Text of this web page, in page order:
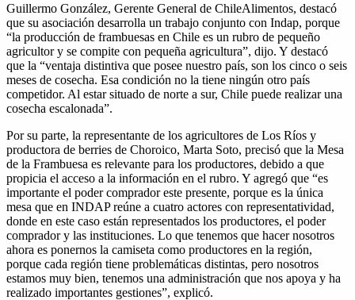
Guillermo González, Gerente General de ChileAlimentos, destacó
que su asociación desarrolla un trabajo conjunto con Indap, porque
“la producción de frambuesas en Chile es un rubro de pequeño
agricultor y se compite con pequeña agricultura”, dijo. Y destacó
que la “ventaja distintiva que posee nuestro país, son los cinco o seis
meses de cosecha. Esa condición no la tiene ningún otro país
competidor. Al estar situado de norte a sur, Chile puede realizar una
cosecha escalonada”.
Por su parte, la representante de los agricultores de Los Ríos y
productora de berries de Choroico, Marta Soto, precisó que la Mesa
de la Frambuesa es relevante para los productores, debido a que
propicia el acceso a la información en el rubro. Y agregó que “es
importante el poder comprador este presente, porque es la única
mesa que en INDAP reúne a cuatro actores con representatividad,
donde en este caso están representados los productores, el poder
comprador y las instituciones. Lo que tenemos que hacer nosotros
ahora es ponernos la camiseta como productores en la región,
porque cada región tiene problemáticas distintas, pero nosotros
estamos muy bien, tenemos una administración que nos apoya y ha
realizado importantes gestiones”, explicó.